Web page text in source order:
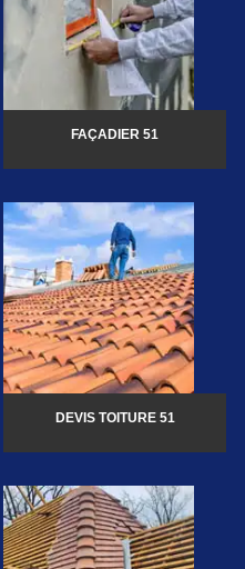
FAÇADIER 51
DEVIS TOITURE 51